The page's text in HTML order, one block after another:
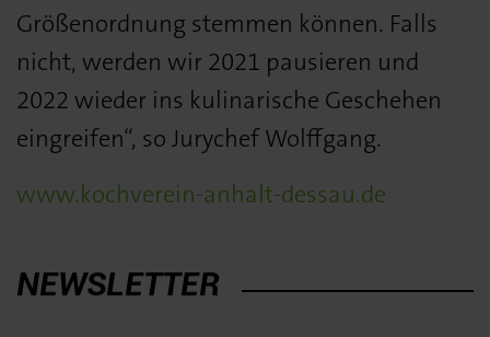
Größenordnung stemmen können. Falls
nicht, werden wir 2021 pausieren und
2022 wieder ins kulinarische Geschehen
eingreifen“, so Jurychef Wolffgang.
www.kochverein-anhalt-dessau.de
NEWSLETTER